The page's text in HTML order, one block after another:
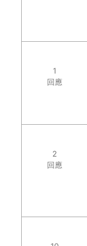
1
回應
2
回應